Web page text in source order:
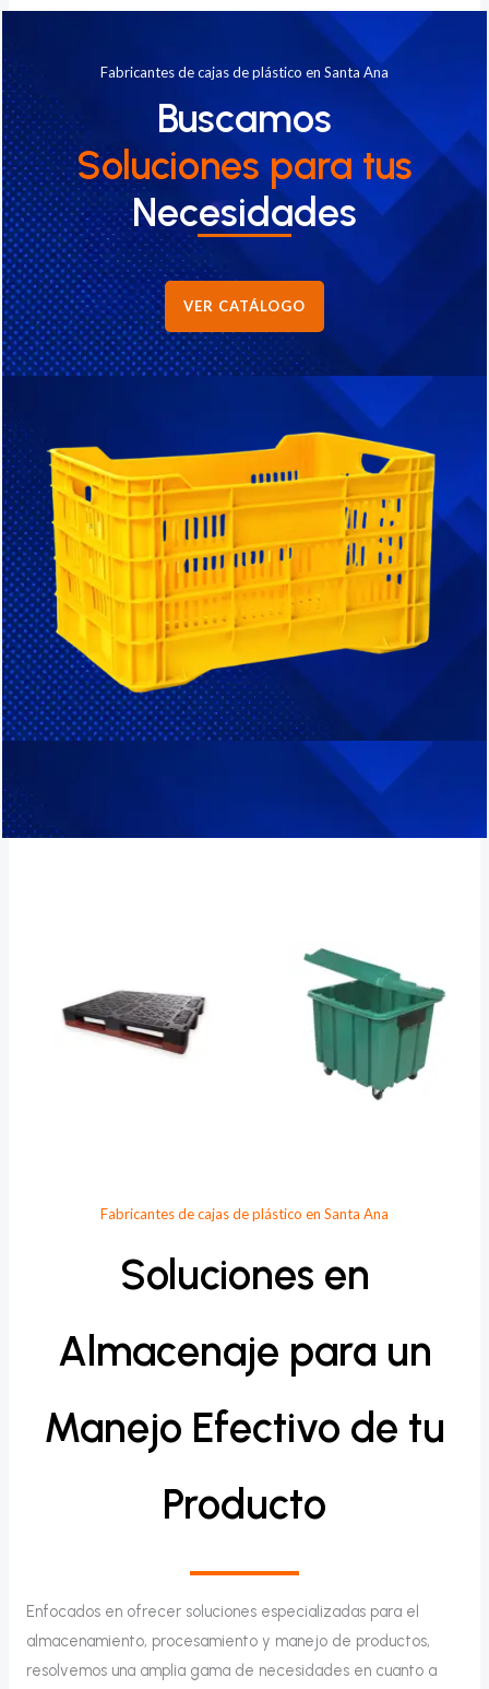
Fabricantes de cajas de plástico en Santa Ana
Buscamos
Soluciones para tus
Necesidades
VER CATÁLOGO
Fabricantes de cajas de plástico en Santa Ana
Soluciones en
Almacenaje para un
Manejo Efectivo de tu
Producto
Enfocados en ofrecer soluciones especializadas para el
almacenamiento, procesamiento y manejo de productos,
resolvemos una amplia gama de necesidades en cuanto a